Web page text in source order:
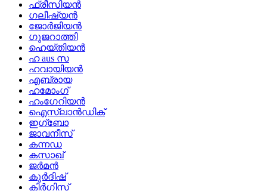
ഫ്രീസിയൻ
ഗലീഷ്യൻ
ജോർജിയൻ
ഗുജറാത്തി
ഹെയ്തിയൻ
ഹ aus സ
ഹവായിയൻ
എബ്രായ
ഹമോംഗ്
ഹംഗേറിയൻ
ഐസ്‌ലാൻഡിക്
ഇഗ്ബോ
ജാവനീസ്
കന്നഡ
കസാഖ്
ജർമൻ
കുർദിഷ്
കിർഗിസ്